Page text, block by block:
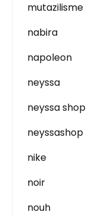
mutazilisme
nabira
napoleon
neyssa
neyssa shop
neyssashop
nike
noir
nouh